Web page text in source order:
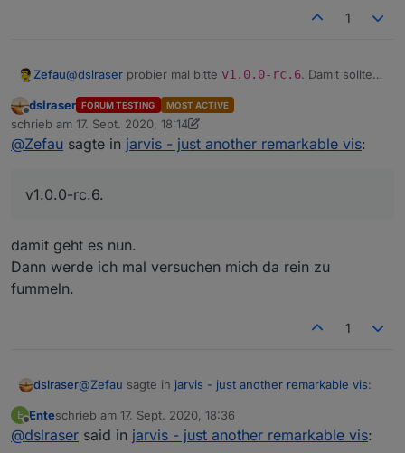
und dieses Popup wie in Deinem Video kommt nicht
1
Zefau@dslraser probier mal bitte v1.0.0-rc.6. Damit sollte
Offline
dslraser FORUM TESTING MOST ACTIVE
schrieb am 17. Sept. 2020, 18:14
zuletzt editiert von dslraser
@Zefau sagte in jarvis - just another remarkable vis:
v1.0.0-rc.6.
damit geht es nun.
Dann werde ich mal versuchen mich da rein zu
fummeln.
1
dslraser@Zefau sagte in jarvis - just another remarkable vis:
v1.0.0-rc.6.
E
Offline
Enteschrieb am 17. Sept. 2020, 18:36
zuletzt editiert von
@dslraser said in jarvis - just another remarkable vis: